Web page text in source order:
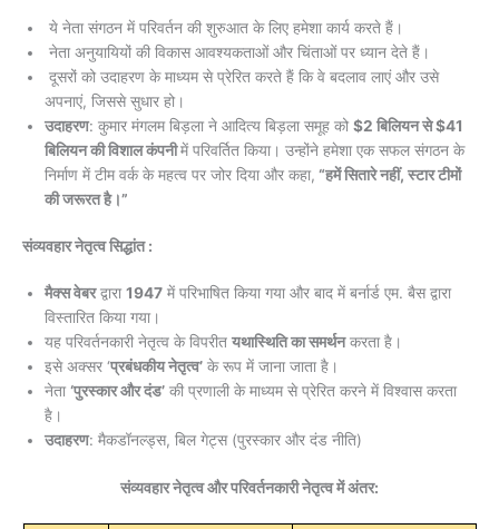
ये नेता संगठन में परिवर्तन की शुरुआत के लिए हमेशा कार्य करते हैं।
नेता अनुयायियों की विकास आवश्यकताओं और चिंताओं पर ध्यान देते हैं।
दूसरों को उदाहरण के माध्यम से प्रेरित करते हैं कि वे बदलाव लाएं और उसे
अपनाएं, जिससे सुधार हो।
उदाहरण: कुमार मंगलम बिड़ला ने आदित्य बिड़ला समूह को $2 बिलियन से $41
बिलियन की विशाल कंपनीमें परिवर्तित किया। उन्होंने हमेशा एक सफल संगठन के
निर्माण में टीम वर्क के महत्व पर जोर दिया और कहा, “हमें सितारे नहीं, स्टार टीमों
की जरूरत है।”
संव्यवहार नेतृत्व सिद्धांत :
मैक्स वेबरद्वारा 1947 में परिभाषित किया गया और बाद में बर्नार्ड एम. बैस द्वारा
विस्तारित किया गया।
यह परिवर्तनकारी नेतृत्व के विपरीत यथास्थिति का समर्थनकरता है।
इसे अक्सर ‘प्रबंधकीय नेतृत्व’ के रूप में जाना जाता है।
नेता ‘पुरस्कार और दंड’ की प्रणाली के माध्यम से प्रेरित करने में विश्वास करता
है।
उदाहरण: मैकडॉनल्ड्स, बिल गेट्स (पुरस्कार और दंड नीति)
संव्यवहार नेतृत्व और परिवर्तनकारी नेतृत्व में अंतर: